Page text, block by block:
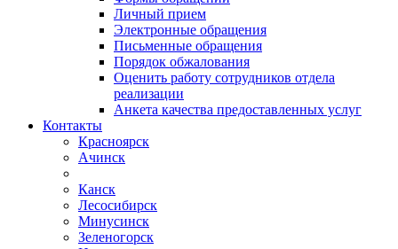
Личный прием
Электронные обращения
Письменные обращения
Порядок обжалования
Оценить работу сотрудников отдела
реализации
Анкета качества предоставленных услуг
Контакты
Красноярск
Ачинск
Канск
Лесосибирск
Минусинск
Зеленогорск